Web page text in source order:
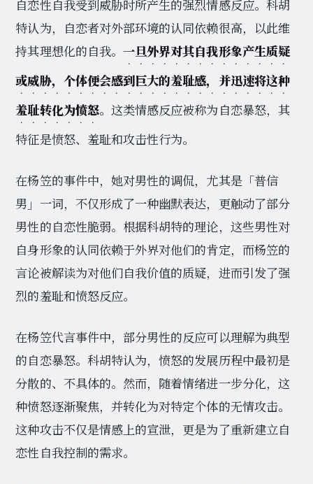
自恋性自我受到威胁时所产生的强烈情感反应。科胡
特认为，自恋者对外部环境的认同依赖很高，以此维
持其理想化的自我。一旦外界对其自我形象产生质疑
或威胁，个体便会感到巨大的羞耻感，并迅速将这种
羞耻转化为愤怒。这类情感反应被称为自恋暴怒，其
特征是愤怒、羞耻和攻击性行为。
在杨笠的事件中，她对男性的调侃，尤其是「普信
男」一词，不仅形成了一种幽默表达，更触动了部分
男性的自恋性脆弱。根据科胡特的理论，这些男性对
自身形象的认同依赖于外界对他们的肯定，而杨笠的
言论被解读为对他们自我价值的质疑，进而引发了强
烈的羞耻和愤怒反应。
在杨笠代言事件中，部分男性的反应可以理解为典型
的自恋暴怒。科胡特认为，愤怒的发展历程中最初是
分散的、不具体的。然而，随着情绪进一步分化，这
种愤怒逐渐聚焦，并转化为对特定个体的无情攻击。
这种攻击不仅是情感上的宣泄，更是为了重新建立自
恋性自我控制的需求。